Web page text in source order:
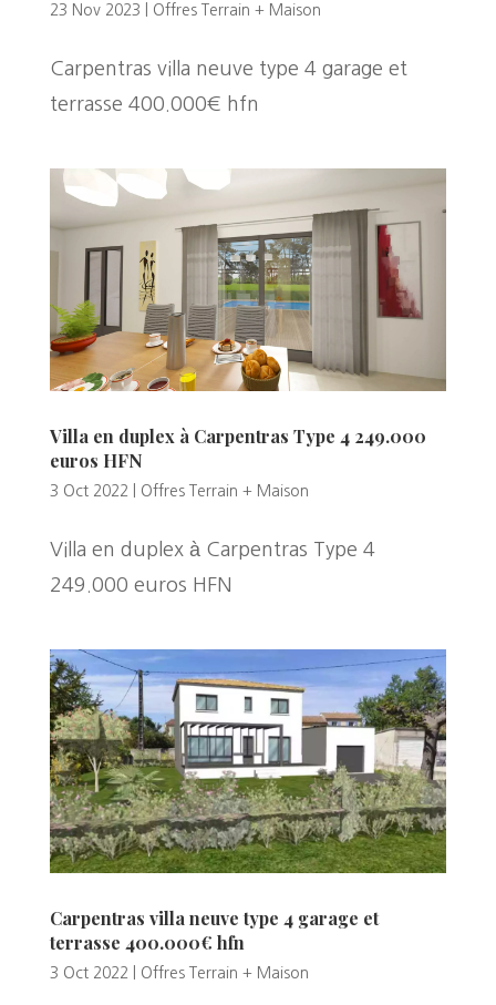
23 Nov 2023 Offres Terrain + Maison
Carpentras villa neuve type 4 garage et
terrasse 400.000€ hfn
Villa en duplex à Carpentras Type 4 249.000
euros HFN
3 Oct 2022 Offres Terrain + Maison
Villa en duplex à Carpentras Type 4
249.000 euros HFN
Carpentras villa neuve type 4 garage et
terrasse 400.000€ hfn
3 Oct 2022 Offres Terrain + Maison